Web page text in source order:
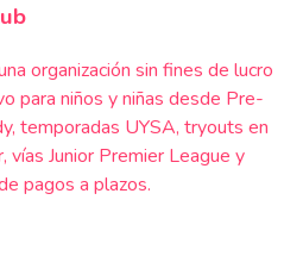
organización sin fines de lucro
para niños y niñas desde Pre-
temporadas UYSA, tryouts en
Junior Premier League y
pagos a plazos.